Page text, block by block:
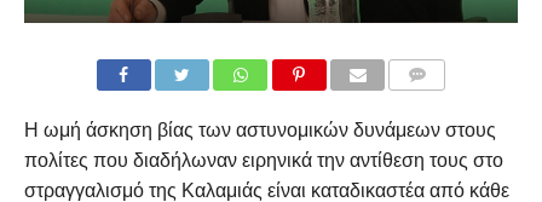
Η ωμή άσκηση βίας των αστυνομικών δυνάμεων στους
πολίτες που διαδήλωναν ειρηνικά την αντίθεση τους στο
στραγγαλισμό της Καλαμιάς είναι καταδικαστέα από κάθε